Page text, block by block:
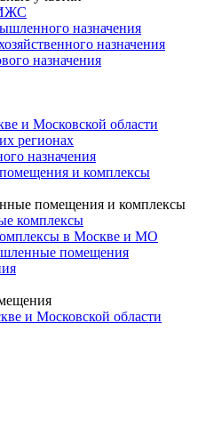
назначения
назначения
назначения
и Московской области
регионах
назначения
и комплексы
помещения и комплексы
комплексы
в Москве и МО
помещения
и Московской области